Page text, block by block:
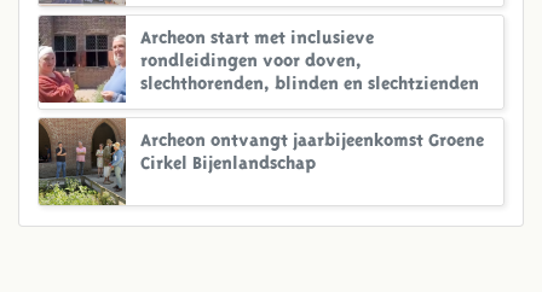
Archeon start met inclusieve
rondleidingen voor doven,
slechthorenden, blinden en slechtzienden
Archeon ontvangt jaarbijeenkomst Groene
Cirkel Bijenlandschap